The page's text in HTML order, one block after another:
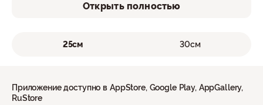
Открыть полностью
25см 30см
Приложение доступно в AppStore, Google Play, AppGallery,
RuStore